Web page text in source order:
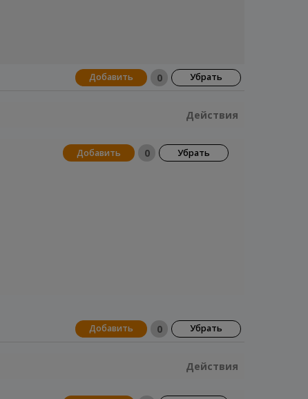
Добавить 0 Убрать
Действия
Добавить 0 Убрать
Добавить 0 Убрать
Действия